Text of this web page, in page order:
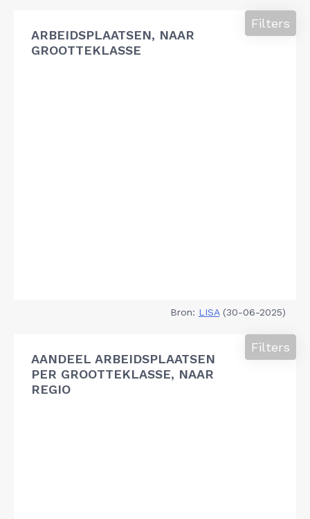
ARBEIDSPLAATSEN, NAAR
GROOTTEKLASSE
Filters
Bron: LISA(30-06-2025)
AANDEEL ARBEIDSPLAATSEN
PER GROOTTEKLASSE, NAAR
REGIO
Filters